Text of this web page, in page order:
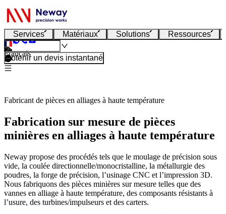
Services Matériaux Solutions Ressources
Français
Obtenir un devis instantané
Fabricant de pièces en alliages à haute température
Fabrication sur mesure de pièces
minières en alliages à haute température
Neway propose des procédés tels que le moulage de précision sous
vide, la coulée directionnelle/monocristalline, la métallurgie des
poudres, la forge de précision, l’usinage CNC et l’impression 3D.
Nous fabriquons des pièces minières sur mesure telles que des
vannes en alliage à haute température, des composants résistants à
l’usure, des turbines/impulseurs et des carters.